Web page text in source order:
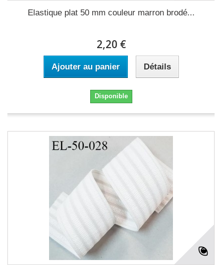
Elastique plat 50 mm couleur marron brodé...
2,20 €
Ajouter au panier Détails
Disponible